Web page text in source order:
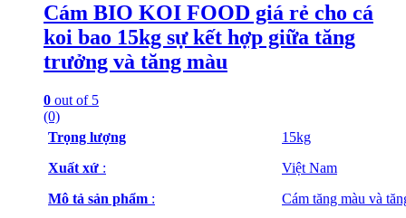
Cám BIO KOI FOOD giá rẻ cho cá
koi bao 15kg sự kết hợp giữa tăng
trưởng và tăng màu
0 out of 5
(0)
Trọng lượng
15kg
Xuất xứ :
Việt Nam
Mô tả sản phẩm :
Cám tăng màu và